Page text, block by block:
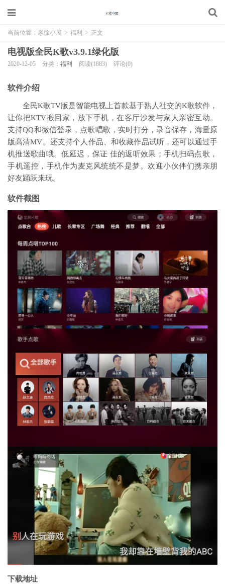
当前位置： 老徐小屋 > 福利 > 正文
电视版全民K歌v3.9.1绿化版
2020-12-05 分类： 福利 阅读(1883) 评论(0)
软件介绍
全民K歌TV版是智能电视上首款基于熟人社交的K歌软件，
让你把KTV搬回家，放下手机，在客厅沙发与家人亲密互动。
支持QQ和微信登录，点歌唱歌，实时打分，录音保存，海量原
版高清MV。还支持个人作品、和收藏作品试听，还可以通过手
机推送歌曲哦。低延迟，保证 佳的返听效果；手机扫码点歌，
手机遥控，手机作为麦克风统统不是梦。欢迎小伙伴们携亲朋
好友踊跃来玩。
软件截图
下载地址